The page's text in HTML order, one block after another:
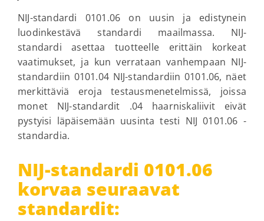
NIJ-standardi 0101.06 on uusin ja edistynein
luodinkestävä standardi maailmassa. NIJ-
standardi asettaa tuotteelle erittäin korkeat
vaatimukset, ja kun verrataan vanhempaan NIJ-
standardiin 0101.04 NIJ-standardiin 0101.06, näet
merkittäviä eroja testausmenetelmissä, joissa
monet NIJ-standardit .04 haarniskaliivit eivät
pystyisi läpäisemään uusinta testi NIJ 0101.06 -
standardia.
NIJ-standardi 0101.06
korvaa seuraavat
standardit: